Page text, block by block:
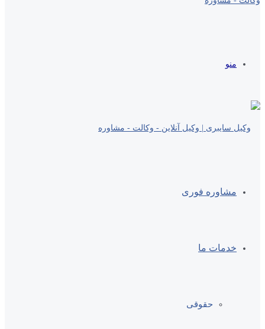
منو
مشاوره فوری
خدمات ما
حقوقی